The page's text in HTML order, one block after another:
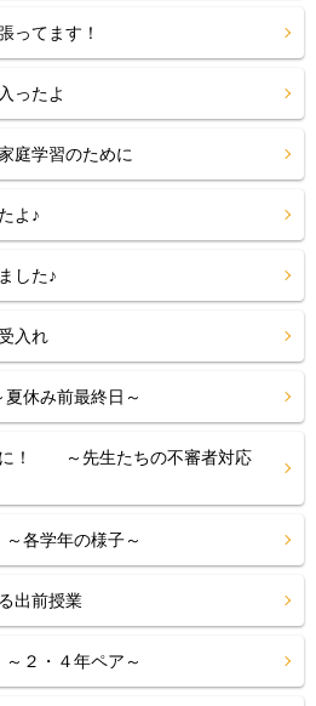
ってます！
ったよ
庭学習のために
よ♪
した♪
入れ
休み前最終日～
に！ ～先生たちの不審者対応
各学年の様子～
出前授業
２・４年ペア～